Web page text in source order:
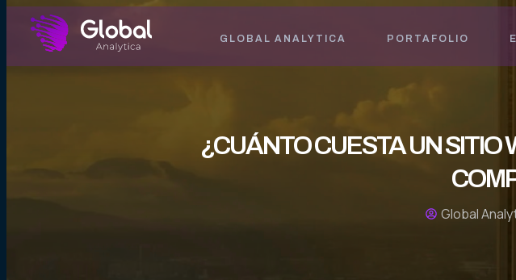
GLOBAL ANALYTICA PORTAFOLIO
¿CUÁNTO CUESTA UN SITIO
Global